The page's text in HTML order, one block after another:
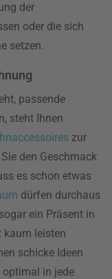
der
oder die sich
setzen.
passende
steht Ihnen
zur
den Geschmack
es schon etwas
dürfen durchaus
ein Präsent in
kaum leisten
schicke Ideen
in jede